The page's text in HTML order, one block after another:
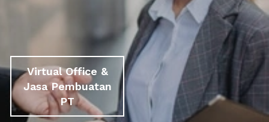
Virtual Office &
Jasa Pembuatan
PT